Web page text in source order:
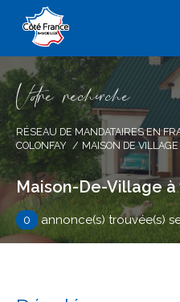
Vore recece
RÉSEAU DE MANDATAIRES EN
COLONFAY
MAISON DE VILLAGE
Maison-De-Village
0 annonce(s) trouvée(s)
Effectuer une
et trouver le bien qui
critères
Type
d'offre
Vente